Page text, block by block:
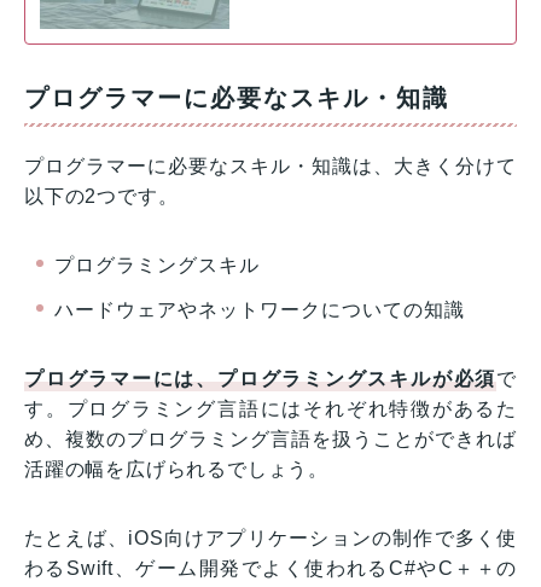
プログラマーに必要なスキル・知識
プログラマーに必要なスキル・知識は、大きく分けて
以下の2つです。
プログラミングスキル
ハードウェアやネットワークについての知識
プログラマーには、プログラミングスキルが必須で
す。プログラミング言語にはそれぞれ特徴があるた
め、複数のプログラミング言語を扱うことができれば
活躍の幅を広げられるでしょう。
たとえば、iOS向けアプリケーションの制作で多く使
わるSwift、ゲーム開発でよく使われるC#やC＋＋の